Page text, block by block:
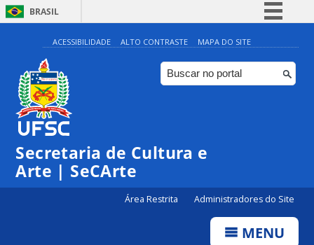
BRASIL
Simplifique!
Comunica BR
Participe
ACESSIBILIDADE ALTO CONTRASTE MAPA DO SITE
Secretaria de Cultura e
Arte | SeCArte
Área Restrita Administradores do Site
MENU
0:00
1:00